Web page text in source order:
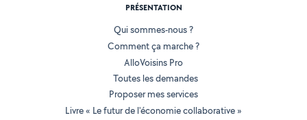
PRÉSENTATION
Qui sommes-nous ?
Comment ça marche ?
AlloVoisins Pro
Toutes les demandes
Proposer mes services
Livre « Le futur de l'économie collaborative »